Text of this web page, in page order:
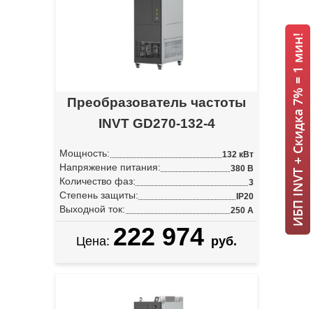
Преобразователь частоты
INVT GD270-132-4
Мощность: 132 кВт
Напряжение питания: 380 В
Количество фаз: 3
Степень защиты: IP20
Выходной ток: 250 А
Цена: 222 974 руб.
ИБП INVT + Скидка 7% = 1 мин!